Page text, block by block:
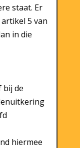
staat. Er
5 van
in die
bij de
hiermee